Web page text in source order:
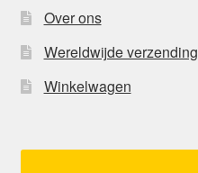
Over ons
Wereldwijde verzending
Winkelwagen